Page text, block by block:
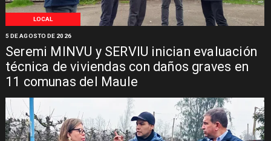
LOCAL
Seremi MINVU y SERVIU inician evaluación
técnica de viviendas con daños graves en
11 comunas del Maule
5 DE AGOSTO DE 2026